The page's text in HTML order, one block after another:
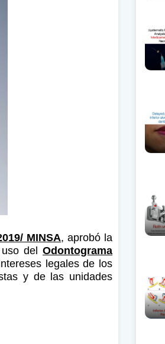
MINSA, aprobó la
del Odontograma
legales de los
y de las unidades